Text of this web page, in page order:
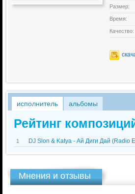
Размер:
Время:
Качество:
исполнитель альбомы
Рейтинг
1 DJ Slon & Katya - Ай Диги Дай (Radio
Мнения и отзывы